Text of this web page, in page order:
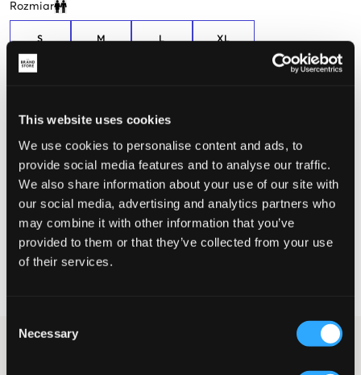
This website uses cookies
We use cookies to personalise content and ads, to
provide social media features and to analyse our traffic.
We also share information about your use of our site with
our social media, advertising and analytics partners who
may combine it with other information that you’ve
provided to them or that they’ve collected from your use
of their services.
Selection
Necessary
Rozmiar
Clone modal
S
128-137cm
M L XL
Mały Idealny
WYBIERZ SWÓJ ROZMIAR
Darmowa dostawa od 199 zł
Szara bluza z kapturem i kieszeniami na zamek marki Nike.